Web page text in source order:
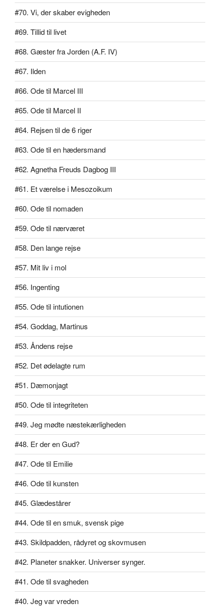
#70. Vi, der skaber evigheden
#69. Tillid til livet
#68. Gæster fra Jorden (A.F. IV)
#67. Ilden
#66. Ode til Marcel III
#65. Ode til Marcel II
#64. Rejsen til de 6 riger
#63. Ode til en hædersmand
#62. Agnetha Freuds Dagbog III
#61. Et værelse i Mesozoikum
#60. Ode til nomaden
#59. Ode til nærværet
#58. Den lange rejse
#57. Mit liv i mol
#56. Ingenting
#55. Ode til intutionen
#54. Goddag, Martinus
#53. Åndens rejse
#52. Det ødelagte rum
#51. Dæmonjagt
#50. Ode til integriteten
#49. Jeg mødte næstekærligheden
#48. Er der en Gud?
#47. Ode til Emilie
#46. Ode til kunsten
#45. Glædestårer
#44. Ode til en smuk, svensk pige
#43. Skildpadden, rådyret og skovmusen
#42. Planeter snakker. Universer synger.
#41. Ode til svagheden
#40. Jeg var vreden